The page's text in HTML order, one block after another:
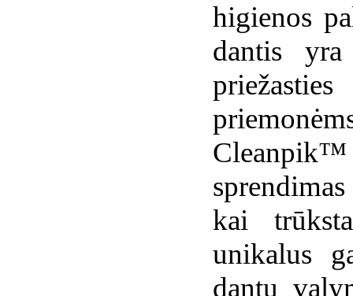
higienos
dantis yra
kai
unikalus
dantų